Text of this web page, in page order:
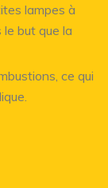
lampes à
le but que la
ce qui